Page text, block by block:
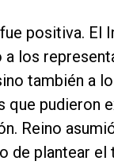
positiva. El
los
también a
que pudieron
Reino
de plantear el